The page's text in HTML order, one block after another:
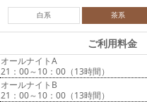
白系 茶系
ご利用料金
オールナイトA
21：00～10：00（13時間）
オールナイトB
21：00～10：00（13時間）